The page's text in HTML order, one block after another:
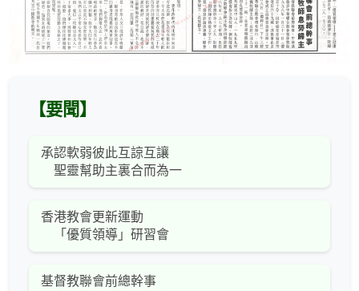
【要聞】
承認軟弱彼此互諒互讓
聖靈幫助主裏合而為一
香港教會更新運動
「優質領導」研習會
基督教聯會前總幹事